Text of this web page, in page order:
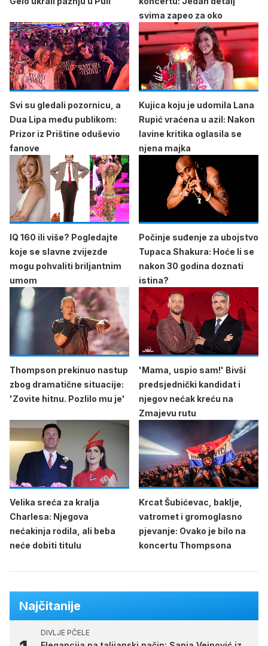
svima zapeo za oko
Svi su gledali pozornicu, a
Dua Lipa među publikom:
Prizor iz Prištine oduševio
fanove
Kujica koju je udomila Lana
Rupić vraćena u azil: Nakon
lavine kritika oglasila se
njena majka
IQ 160 ili više? Pogledajte
koje se slavne zvijezde
mogu pohvaliti briljantnim
umom
Počinje suđenje za ubojstvo
Tupaca Shakura: Hoće li se
nakon 30 godina doznati
istina?
Thompson prekinuo nastup
zbog dramatične situacije:
'Zovite hitnu. Pozlilo mu je'
'Mama, uspio sam!' Bivši
predsjednički kandidat i
njegov nećak kreću na
Zmajevu rutu
Velika sreća za kralja
Charlesa: Njegova
nećakinja rodila, ali beba
neće dobiti titulu
Krcat Šubićevac, baklje,
vatromet i gromoglasno
pjevanje: Ovako je bilo na
koncertu Thompsona
Najčitanije
DIVLJE PČELE